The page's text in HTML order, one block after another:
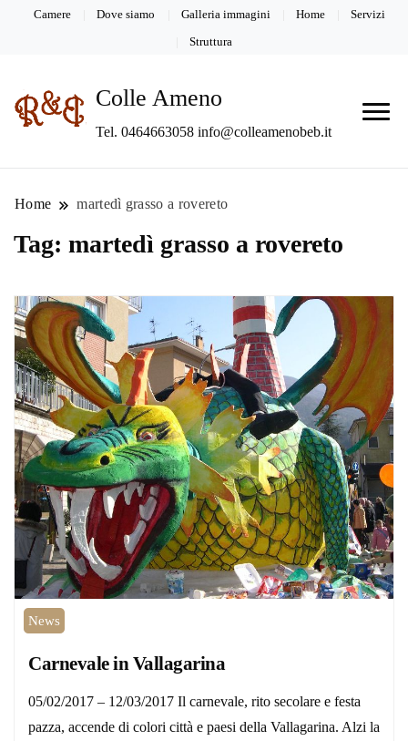
Camere Dove siamo Galleria immagini Home Servizi
Struttura
Colle Ameno
Tel. 0464663058 info@colleamenobeb.it
Home martedì grasso a rovereto
Tag: martedì grasso a rovereto
News
Carnevale in Vallagarina
05/02/2017 – 12/03/2017 Il carnevale, rito secolare e festa
pazza, accende di colori città e paesi della Vallagarina. Alzi la